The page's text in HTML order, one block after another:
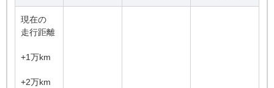
現在の
走行距離
+1万km
+2万km